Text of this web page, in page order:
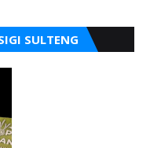
SULTENG